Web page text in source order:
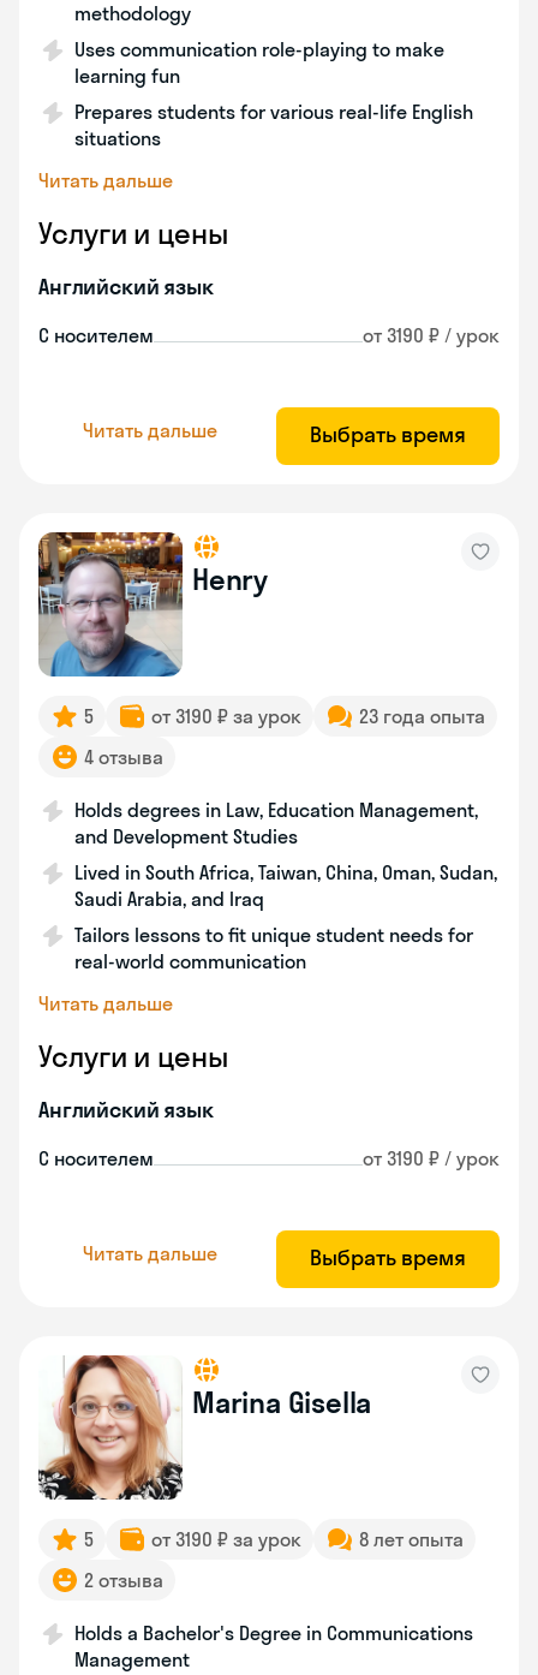
methodology
Uses communication role-playing to make
learning fun
Prepares students for various real-life English
situations
Читать дальше
Услуги и цены
Английский язык
С носителем от 3190 ₽ / урок
Читать дальше Выбрать время
Henry
5 от 3190 ₽ за урок
23 года опыта
4 отзыва
Holds degrees in Law, Education Management,
and Development Studies
Lived in South Africa, Taiwan, China, Oman, Sudan,
Saudi Arabia, and Iraq
Tailors lessons to fit unique student needs for
real-world communication
Читать дальше
Услуги и цены
Английский язык
С носителем от 3190 ₽ / урок
Читать дальше Выбрать время
Marina Gisella
5 от 3190 ₽ за урок
8 лет опыта
2 отзыва
Holds a Bachelor's Degree in Communications
Management